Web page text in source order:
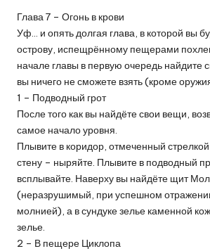
Глава 7 – Огонь в крови
Уф… и опять долгая глава, в которой вы
острову, испещрённому пещерами
начале главы в первую очередь найдите
вы ничего не сможете взять (кроме
1 – Подводный грот
После того как вы найдёте свои вещи,
самое начало уровня.
Плывите в коридор, отмеченный стрелкой
стену – ныряйте. Плывите в подводный
всплывайте. Наверху вы найдёте щит
(неразрушимый, при успешном
молнией), а в сундуке зелье каменной
зелье.
2 – В пещере Циклопа